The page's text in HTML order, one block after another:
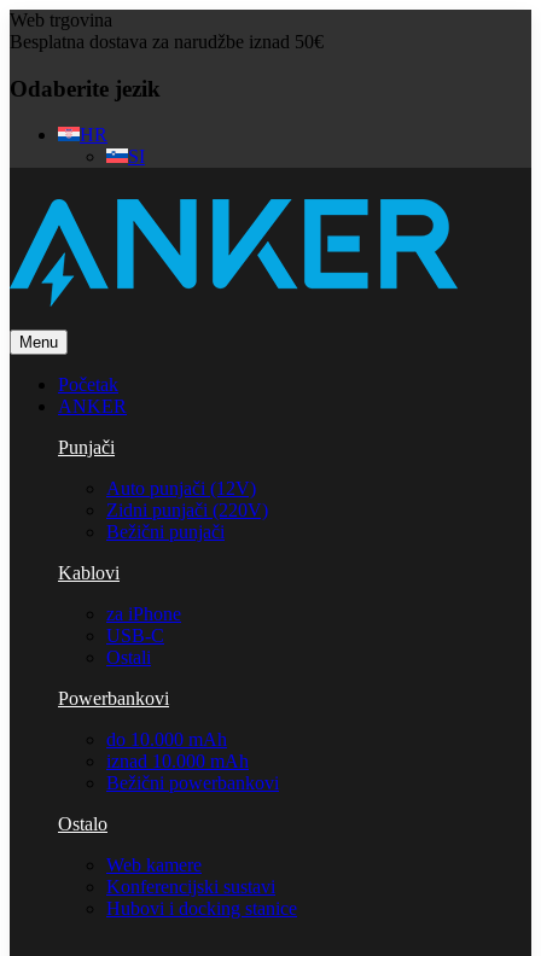
Web trgovina
Besplatna dostava za narudžbe iznad 50€
Odaberite jezik
HR
SI
Menu
Početak
ANKER
Punjači
Auto punjači (12V)
Zidni punjači (220V)
Bežični punjači
Kablovi
za iPhone
USB-C
Ostali
Powerbankovi
do 10.000 mAh
iznad 10.000 mAh
Bežični powerbankovi
Ostalo
Web kamere
Konferencijski sustavi
Hubovi i docking stanice